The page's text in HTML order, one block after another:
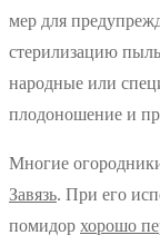
мер для
стерилизацию
народные или
плодоношение и
Многие
Завязь. При его
помидор хорошо